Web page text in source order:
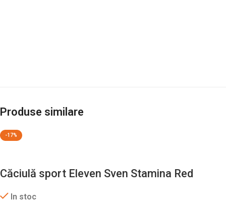
Produse similare
-17%
Căciulă sport Eleven Sven Stamina Red
In stoc